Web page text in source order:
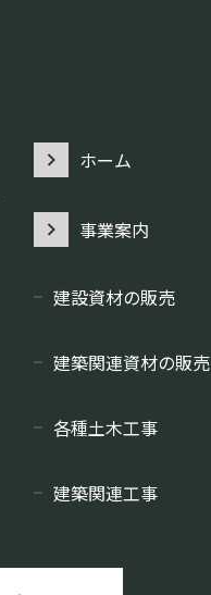
ホーム
事業案内
建設資材の販売
建築関連資材の販売
各種土木工事
建築関連工事